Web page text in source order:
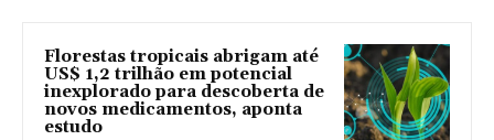
Florestas tropicais abrigam até
US$ 1,2 trilhão em potencial
inexplorado para descoberta de
novos medicamentos, aponta
estudo